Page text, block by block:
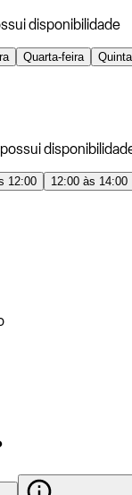
disponibilidade
Quarta-feira
12:00 12:00 às 14:00